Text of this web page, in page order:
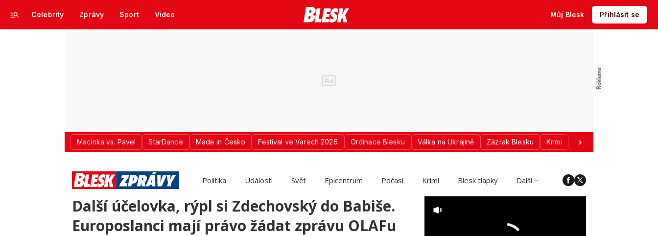
Celebrity Zprávy Sport Video Můj Blesk Přihlásit se
Macinka vs. Pavel StarDance Made in Česko Festival ve Varech 2026 Ordinace Blesku Válka na Ukrajině Zázrak Blesku Krimi Donald Trump
Politika Události Svět Epicentrum Počasí Krimi Blesk tlapky Další
Další účelovka, rýpl si Zdechovský do Babiše.
Europoslanci mají právo žádat zprávu OLAFu